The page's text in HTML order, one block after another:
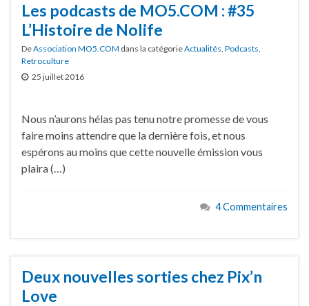
Les podcasts de MO5.COM : #35
L’Histoire de Nolife
DeAssociation MO5.COM dans la catégorieActualités, Podcasts,
Retroculture
25 juillet 2016
Nous n’aurons hélas pas tenu notre promesse de vous
faire moins attendre que la dernière fois, et nous
espérons au moins que cette nouvelle émission vous
plaira (…)
4 Commentaires
Deux nouvelles sorties chez Pix’n
Love